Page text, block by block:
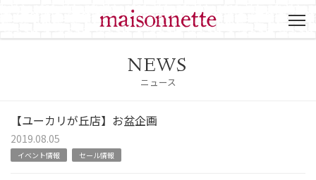
NEWS
ニュース
【ユーカリが丘店】お盆企画
2019.08.05
イベント情報 セール情報